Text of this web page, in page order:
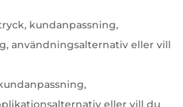
kundanpassning,
användningsalternativ eller vill
eller vill du